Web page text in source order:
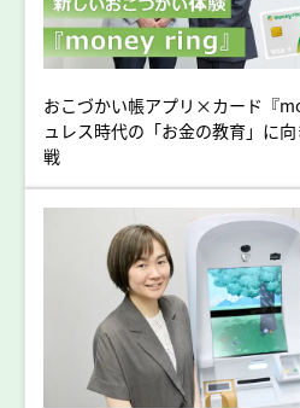
おこづかい帳アプリ×カード『
ュレス時代の「お金の教育」に
戦